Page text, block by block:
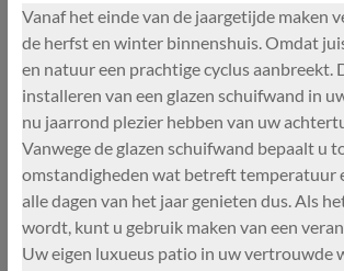
Vanaf het einde van de jaargetijde maken
de herfst en winter binnenshuis. Omdat
en natuur een prachtige cyclus aanbreekt.
installeren van een glazen schuifwand in
nu jaarrond plezier hebben van uw
Vanwege de glazen schuifwand bepaalt u
omstandigheden wat betreft temperatuur
alle dagen van het jaar genieten dus. Als
wordt, kunt u gebruik maken van een
Uw eigen luxueus patio in uw vertrouwde